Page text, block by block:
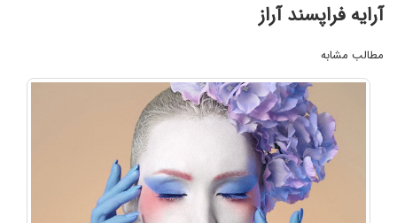
آرایه فراپسند آراز
مطالب مشابه